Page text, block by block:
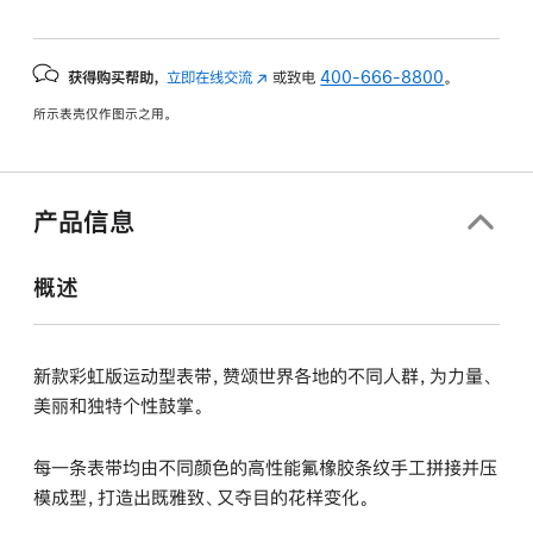
获得购买帮助， 立即在线交流 (在
中
或致电400-666-8800 。
所示表壳仅作图示之用。
产品信息
概述
新款彩虹版运动型表带，赞颂世界各地的不同人群，为力量、
美丽和独特个性鼓掌。
每一条表带均由不同颜色的高性能氟橡胶条纹手工拼接并压
模成型，打造出既雅致、又夺目的花样变化。